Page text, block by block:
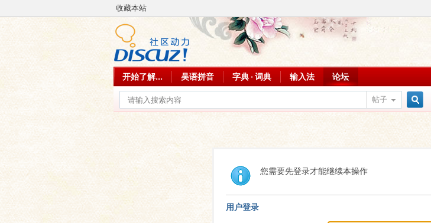
收藏本站
开始了解... 吴语拼音 字典 · 词典 输入法 论坛
帖子
您需要先登录才能继续本操作
用户登录